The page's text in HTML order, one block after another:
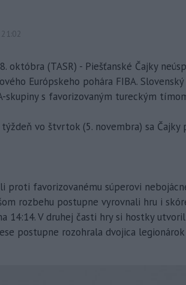
októbra (TASR) - Piešťanské Čajky
Európskeho pohára FIBA.
skupiny s favorizovaným tureckým tímom
týždeň vo štvrtok (5. novembra) sa Čajky
proti favorizovanému súperovi
rozbehu postupne vyrovnali hru i
14:14. V druhej časti hry si hostky
postupne rozohrala dvojica